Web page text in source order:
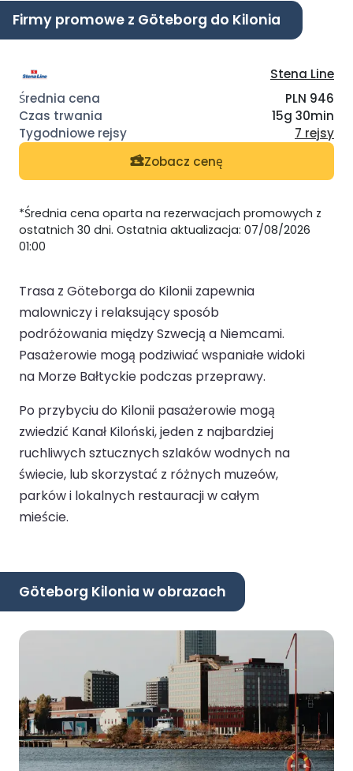
Firmy promowe z Göteborg do Kilonia
Stena Line
PLN 946
15g 30min
7 rejsy
Zobacz cenę
*Średnia cena oparta na rezerwacjach promowych z
ostatnich 30 dni. Ostatnia aktualizacja: 07/08/2026
01:00
Trasa z Göteborga do Kilonii zapewnia
malowniczy i relaksujący sposób
podróżowania między Szwecją a Niemcami.
Pasażerowie mogą podziwiać wspaniałe widoki
na Morze Bałtyckie podczas przeprawy.
Po przybyciu do Kilonii pasażerowie mogą
zwiedzić Kanał Kiloński, jeden z najbardziej
ruchliwych sztucznych szlaków wodnych na
świecie, lub skorzystać z różnych muzeów,
parków i lokalnych restauracji w całym
mieście.
Göteborg Kilonia w obrazach